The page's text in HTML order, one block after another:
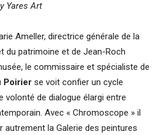
Yares Art
Ameller, directrice générale de la
du patrimoine et de Jean-Roch
le commissaire et spécialiste de
Poirier se voit confier un cycle
volonté de dialogue élargi entre
Avec « Chromoscope » il
autrement la Galerie des peintures